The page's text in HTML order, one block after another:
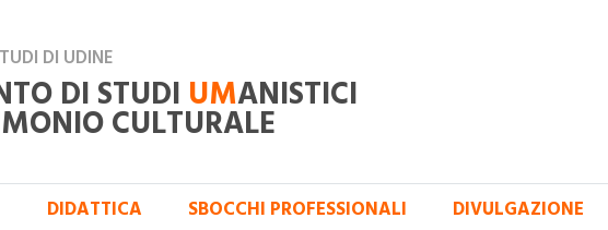
DI UDINE
DI STUDI UMANISTICI
CULTURALE
DIDATTICA SBOCCHI PROFESSIONALI DIVULGAZIONE